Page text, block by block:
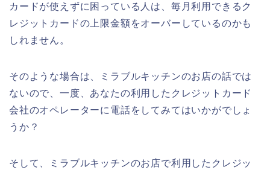
カードが使えずに困っている人は、毎月利用できるク
レジットカードの上限金額をオーバーしているのかも
しれません。
そのような場合は、ミラブルキッチンのお店の話では
ないので、一度、あなたの利用したクレジットカード
会社のオペレーターに電話をしてみてはいかがでしょ
うか？
そして、ミラブルキッチンのお店で利用したクレジッ